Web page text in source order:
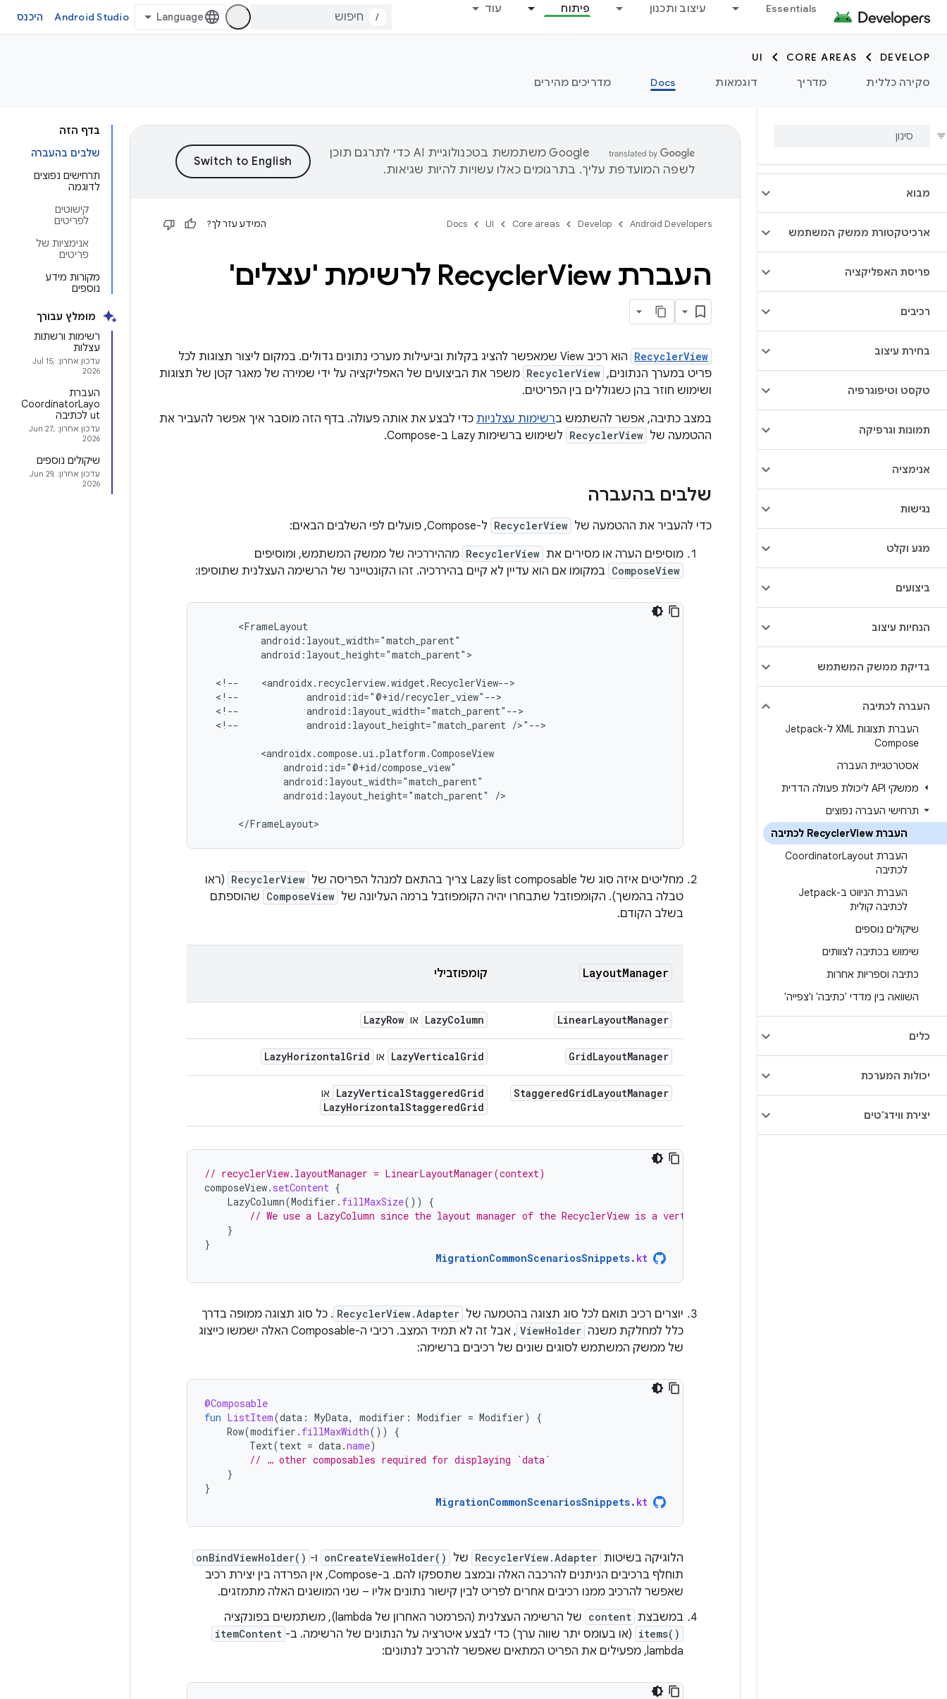
Essentials עיצוב ותכנון פיתוח עוד
/
Android Studio היכנס
DEVELOP
CORE AREAS
UI
סקירה כללית
מדריך דוגמאות Docs מדריכים מהירים
מבוא
ארכיטקטורת ממשק המשתמש
פריסת האפליקציה
רכיבים
בחירת עיצוב
טקסט וטיפוגרפיה
תמונות וגרפיקה
אנימציה
נגישות
מגע וקלט
ביצועים
הנחיות עיצוב
בדיקת ממשק המשתמש
העברה לכתיבה
העברת תצוגות XML ל-Jetpack
Compose
אסטרטגיית העברה
ממשקי API ליכולת פעולה הדדית
תרחישי העברה נפוצים
העברת Recycler View לכתיבה
העברת Coordinator Layout
לכתיבה
העברת הניווט ב-Jetpack
לכתיבה קולית
שיקולים נוספים
שימוש בכתיבה לצוותים
כתיבה וספריות אחרות
השוואה בין מדדי 'כתיבה' ו'צפייה'
כלים
יכולות המערכת
יצירת ווידג'טים
בדף הזה
שלבים בהעברה
תרחישים נפוצים
לדוגמה
קישוטים
לפריטים
אנימציות של
פריטים
מקורות מידע
נוספים
מומלץ עבורך
רשימות ורשתות
עצלות
עדכון אחרון: Jul 15,
2026
העברת
CoordinatorLayo
ut לכתיבה
עדכון אחרון: Jun 27,
2026
שיקולים נוספים
עדכון אחרון: Jun 29,
2026
‫Google משתמשת בטכנולוגיית AI כדי לתרגם תוכן
לשפה המועדפת עליך. בתרגומים כאלו עשויות להיות שגיאות.
Android Developers
Develop
Core areas
UI
Docs המידע עזר לך?
העברת RecyclerView לרשימת 'עצלים'
RecyclerView
הוא רכיב View שמאפשר להציג בקלות וביעילות מערכי נתונים גדולים. במקום ליצור תצוגות לכל
פריט במערך הנתונים, RecyclerView משפר את הביצועים של האפליקציה על ידי שמירה של מאגר קטן של תצוגות
ושימוש חוזר בהן כשגוללים בין הפריטים.
במצב כתיבה, אפשר להשתמש ברשימות עצלניות כדי לבצע את אותה פעולה. בדף הזה מוסבר איך אפשר להעביר את
ההטמעה של RecyclerView לשימוש ברשימות Lazy ב-Compose.
שלבים בהעברה
כדי להעביר את ההטמעה של RecyclerView ל-Compose, פועלים לפי השלבים הבאים:
מוסיפים הערה או מסירים את RecyclerView מההיררכיה של ממשק המשתמש, ומוסיפים
ComposeView במקומו אם הוא עדיין לא קיים בהיררכיה. זהו הקונטיינר של הרשימה העצלנית שתוסיפו:
android:layout_height="match_parent">
<!--
<!--
<!--
<!--
android:layout_height="match_parent />"-->
android:layout_height="match_parent"
/>
מחליטים איזה סוג של Lazy list composable צריך בהתאם למנהל הפריסה של RecyclerView (ראו
טבלה בהמשך). הקומפוזבל שתבחרו יהיה הקומפוזבל ברמה העליונה של ComposeView שהוספתם
בשלב הקודם.
LayoutManager קומפוזבילי
LinearLayoutManager
LazyColumn או LazyRow
GridLayoutManager
LazyVerticalGrid או LazyHorizontalGrid
StaggeredGridLayoutManager
LazyVerticalStaggeredGrid או
LazyHorizontalStaggeredGrid
// recyclerView.layoutManager = LinearLayoutManager(context)
composeView. setContent {
LazyColumn(Modifier . fillMaxSize())
{
// We use a LazyColumn since the layout manager of the RecyclerView is a vertical LinearLayoutManager
}
}
MigrationCommonScenariosSnippets. kt
יוצרים רכיב תואם לכל סוג תצוגה בהטמעה של RecyclerView.Adapter . כל סוג תצוגה ממופה בדרך
כלל למחלקת משנה ViewHolder
, אבל זה לא תמיד המצב. רכיבי ה-Composable האלה ישמשו כייצוג
של ממשק המשתמש לסוגים שונים של רכיבים ברשימה:
@Composable
fun ListItem(data : MyData, modifier : Modifier = Modifier)
{
Row(modifier . fillMaxWidth())
{
Text(text = data.name)
// … other composables required for displaying `data`
}
}
MigrationCommonScenariosSnippets. kt
הלוגיקה בשיטות RecyclerView.Adapter של onCreateViewHolder() ו- onBindViewHolder()
תוחלף ברכיבים הניתנים להרכבה האלה ובמצב שתספקו להם. ב-Compose, אין הפרדה בין יצירת רכיב
שאפשר להרכיב ממנו רכיבים אחרים לפריט לבין קישור נתונים אליו – שני המושגים האלה מתמזגים.
במשבצת content של הרשימה העצלנית (הפרמטר האחרון של lambda), משתמשים בפונקציה
items() (או בעומס יתר שווה ערך) כדי לבצע איטרציה על הנתונים של הרשימה. ב- itemContent
lambda, מפעילים את הפריט המתאים שאפשר להרכיב לנתונים: